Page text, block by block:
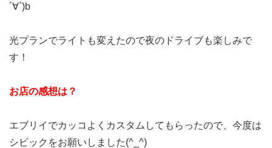
´∀`)b
光プランでライトも変えたので夜のドライブも楽しみで
す！
お店の感想は？
エブリイでカッコよくカスタムしてもらったので、今度は
シビックをお願いしました(^_^)